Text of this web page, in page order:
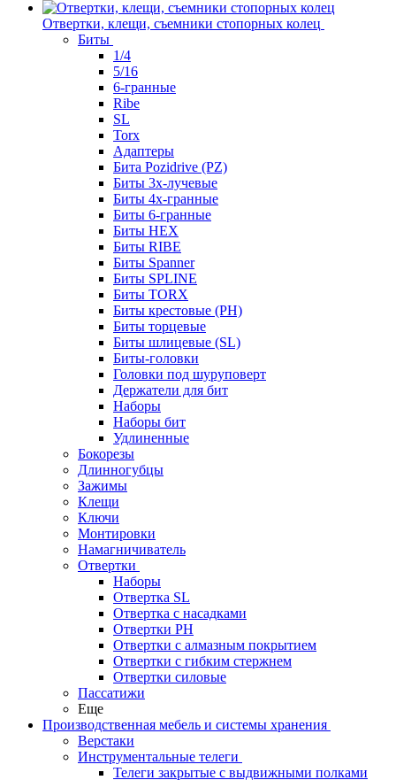
Отвертки, клещи, съемники стопорных колец
Биты
1/4
5/16
6-гранные
Ribe
SL
Torx
Адаптеры
Бита Pozidrive (PZ)
Биты 3х-лучевые
Биты 4х-гранные
Биты 6-гранные
Биты HEX
Биты RIBE
Биты Spanner
Биты SPLINE
Биты TORX
Биты крестовые (PH)
Биты торцевые
Биты шлицевые (SL)
Биты-головки
Головки под шуруповерт
Держатели для бит
Наборы
Наборы бит
Удлиненные
Бокорезы
Длинногубцы
Зажимы
Клещи
Ключи
Монтировки
Намагничиватель
Отвертки
Наборы
Отвертка SL
Отвертка с насадками
Отвертки PH
Отвертки с алмазным покрытием
Отвертки с гибким стержнем
Отвертки силовые
Пассатижи
Еще
Производственная мебель и системы хранения
Верстаки
Инструментальные телеги
Телеги закрытые с выдвижными полками